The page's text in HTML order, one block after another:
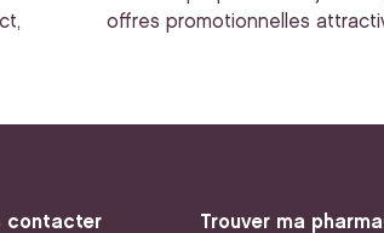
offres promotionnelles
contacter Trouver ma